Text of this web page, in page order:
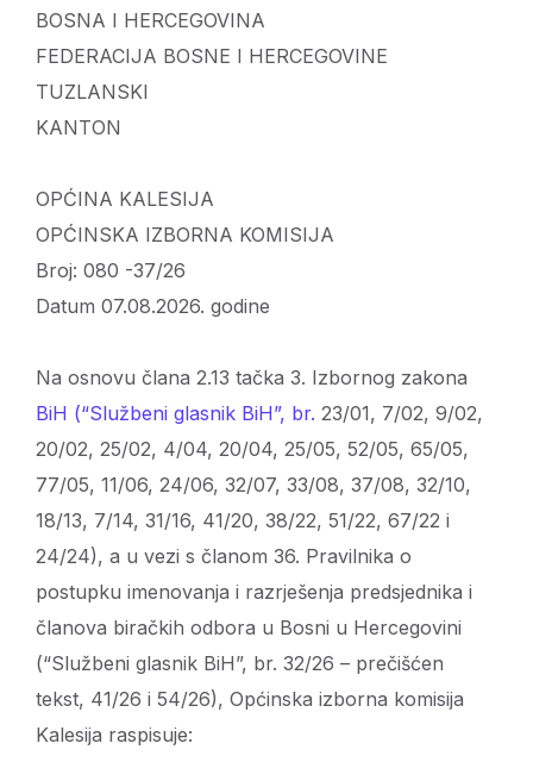
BOSNA I HERCEGOVINA
FEDERACIJA BOSNE I HERCEGOVINE
TUZLANSKI
KANTON
OPĆINA KALESIJA
OPĆINSKA IZBORNA KOMISIJA
Broj: 080 -37/26
Datum 07.08.2026. godine
Na osnovu člana 2.13 tačka 3. Izbornog zakona
BiH (“Službeni glasnik BiH”, br. 23/01, 7/02, 9/02,
20/02, 25/02, 4/04, 20/04, 25/05, 52/05, 65/05,
77/05, 11/06, 24/06, 32/07, 33/08, 37/08, 32/10,
18/13, 7/14, 31/16, 41/20, 38/22, 51/22, 67/22 i
24/24), a u vezi s članom 36. Pravilnika o
postupku imenovanja i razrješenja predsjednika i
članova biračkih odbora u Bosni u Hercegovini
(“Službeni glasnik BiH”, br. 32/26 – prečišćen
tekst, 41/26 i 54/26), Općinska izborna komisija
Kalesija raspisuje: